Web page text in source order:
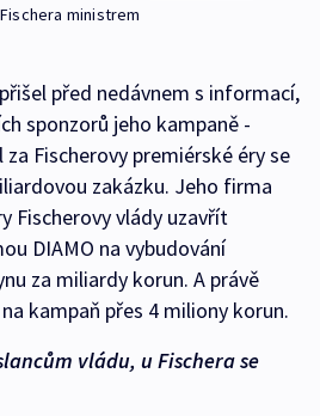
ministrem
před nedávnem s informací,
sponzorů jeho kampaně -
za Fischerovy premiérské éry se
zakázku. Jeho firma
Fischerovy vlády uzavřít
DIAMO na vybudování
za miliardy korun. A právě
kampaň přes 4 miliony korun.
vládu, u Fischera se